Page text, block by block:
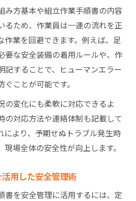
み方基本や組立作業手順書の内容
るため、作業員は一連の流れを正
作業を回避できます。例えば、足
要な安全装備の着用ルールや、作
記することで、ヒューマンエラー
ことが可能です。
の変化にも柔軟に対応できるよ
の対応方法や連絡体制も記載して
により、予期せぬトラブル発生時
場全体の安全性が向上します。
用した安全管理術
書を安全管理に活用するには、定